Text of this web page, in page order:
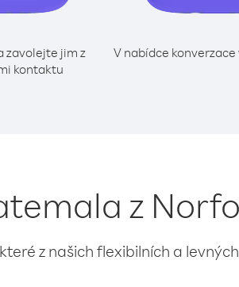
zavolejte jim z
kontaktu
V nabídce
z
z našich flexibilních a